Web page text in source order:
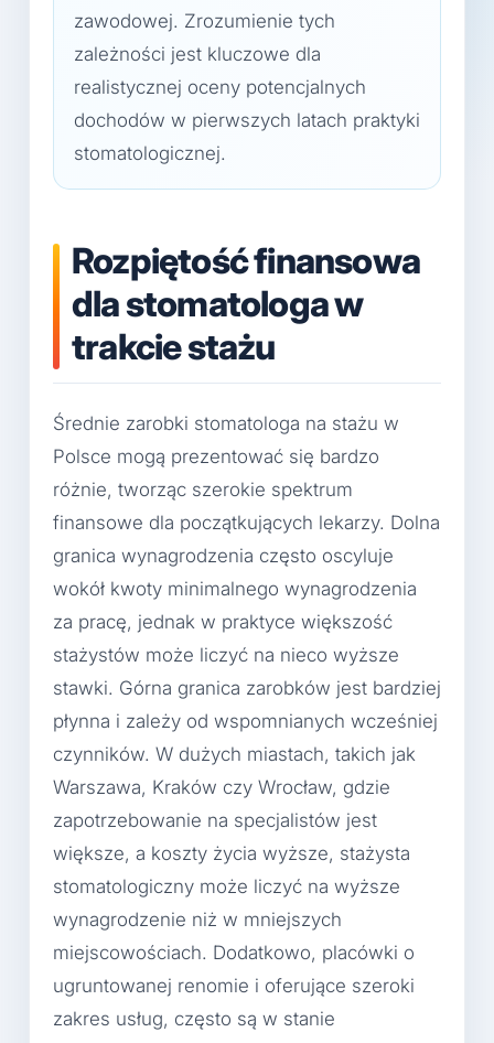
zawodowej. Zrozumienie tych
zależności jest kluczowe dla
realistycznej oceny potencjalnych
dochodów w pierwszych latach praktyki
stomatologicznej.
Rozpiętość finansowa
dla stomatologa w
trakcie stażu
Średnie zarobki stomatologa na stażu w
Polsce mogą prezentować się bardzo
różnie, tworząc szerokie spektrum
finansowe dla początkujących lekarzy. Dolna
granica wynagrodzenia często oscyluje
wokół kwoty minimalnego wynagrodzenia
za pracę, jednak w praktyce większość
stażystów może liczyć na nieco wyższe
stawki. Górna granica zarobków jest bardziej
płynna i zależy od wspomnianych wcześniej
czynników. W dużych miastach, takich jak
Warszawa, Kraków czy Wrocław, gdzie
zapotrzebowanie na specjalistów jest
większe, a koszty życia wyższe, stażysta
stomatologiczny może liczyć na wyższe
wynagrodzenie niż w mniejszych
miejscowościach. Dodatkowo, placówki o
ugruntowanej renomie i oferujące szeroki
zakres usług, często są w stanie